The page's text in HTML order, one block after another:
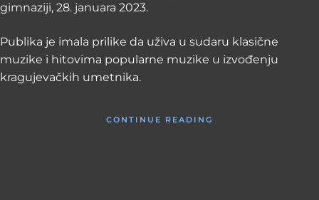
gimnaziji, 28. januara 2023.
Publika je imala prilike da uživa u sudaru klasične
muzike i hitovima popularne muzike u izvođenju
kragujevačkih umetnika.
CONTINUE READING